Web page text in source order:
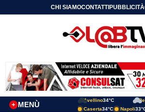
CHI SIAMOCONTATTIPUBBLICITÀ
MENÙ
+
Avellino34°C
Caserta34°C Napoli